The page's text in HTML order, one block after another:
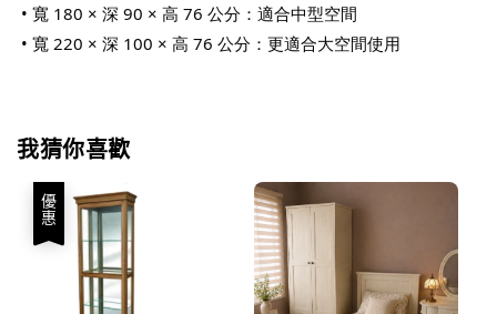
• 寬 180 × 深 90 × 高 76 公分：適合中型空間
• 寬 220 × 深 100 × 高 76 公分：更適合大空間使用
我猜你喜歡
優惠